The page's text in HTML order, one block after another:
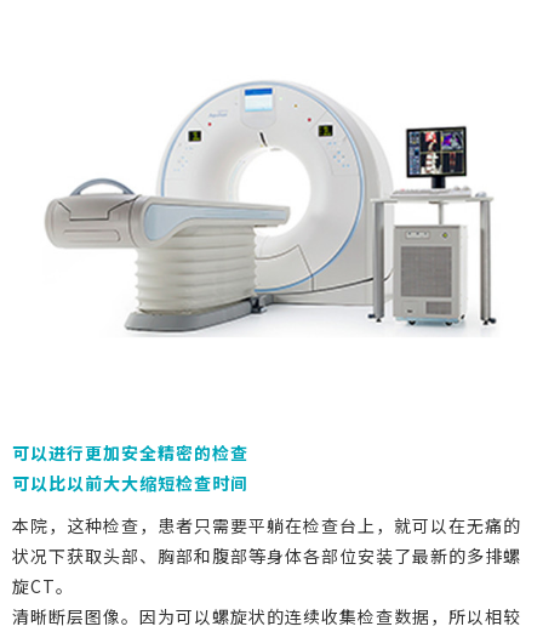
可以进行更加安全精密的检查
可以比以前大大缩短检查时间
本院，这种检查，患者只需要平躺在检查台上，就可以在无痛的
状况下获取头部、胸部和腹部等身体各部位安装了最新的多排螺
旋CT。
清晰断层图像。因为可以螺旋状的连续收集检查数据，所以相较